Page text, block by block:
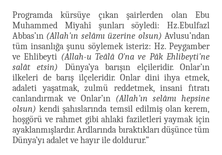
Programda kürsüye çıkan şairlerden olan Ebu
Muhammed Miyahî şunları söyledi: Hz.Ebulfazl
Abbas’ın (Allah'ın selâmı üzerine olsun) Avlusu’ndan
tüm insanlığa şunu söylemek isteriz: Hz. Peygamber
ve Ehlibeyti (Allah-u Teâlâ O'na ve Pâk Ehlibeyti'ne
salât etsin) Dünya’ya barışın elçileridir. Onlar’ın
ilkeleri de barış ilçeleridir. Onlar dini ihya etmek,
adaleti yaşatmak, zulmü reddetmek, insani fıtratı
canlandırmak ve Onlar’ın (Allah'ın selâmı hepsine
olsun) kendi şahıslarında temsil edilmiş olan kerem,
hoşgörü ve rahmet gibi ahlaki faziletleri yaymak için
ayaklanmışlardır. Ardlarında bıraktıkları düşünce tüm
Dünya’yı adalet ve hayır ile doldurur.”